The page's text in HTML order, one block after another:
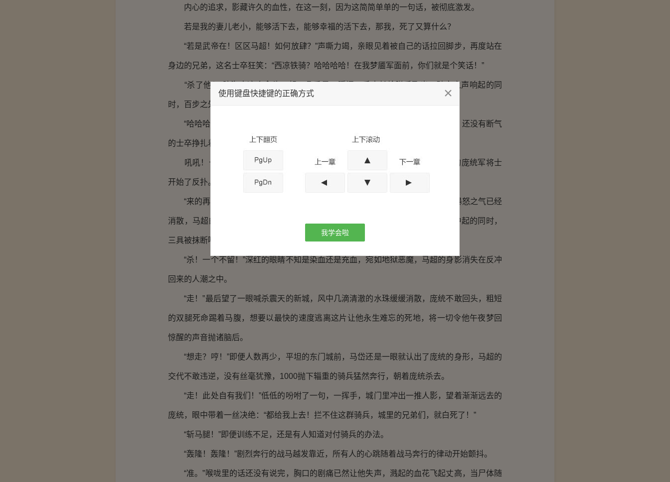
内心的追求，影藏许久的血性，在这一刻，因为这简简单单的一句话，被彻底激发。
若是我的妻儿老小，能够活下去，能够幸福的活下去，那我，死了又算什么？
“若是武帝在！区区马超！如何放肆？”声嘶力竭，亲眼见着被自己的话拉回脚步，再度站在
身边的兄弟，这名士卒狂笑：“西凉铁骑？哈哈哈哈！在我梦靥军面前，你们就是个笑话！”
“杀了他！”脑海中这个念头一起，几乎是一瞬间，手中长枪脱手飞出，破空之声响起的同
时，百步之外的惨叫，同时响起。
“哈哈哈哈！哈哈哈哈！”嘴里喷着大口的鲜血，整个人后仰着被长枪插在地上，还没有断气
的士卒挣扎着想说出最后一句话：“死，死在这里，我，我们，我们不亏！”
吼吼！长刀探出，从哪士卒的喉间抹过，结束他痛苦的同时，脚下已然发力的庞统军将士
开始了反扑。
“来的再多！也休想挡住我的脚步！愤怒的渣滓，始终还是渣滓！”杀伐过剩，暴怒之气已经
消散，马超的心依然冷到淡漠生死的阶段，没有丝毫留情，挑起一把大刀，顺势冲起的同时，
三具被抹断喉咙的尸体，轰然坠地。
“杀！一个不留！”深红的眼睛不知是染血还是充血，宛如地狱恶魔，马超的身影消失在反冲
回来的人潮之中。
“走！”最后望了一眼喊杀震天的新城，风中几滴清澈的水珠缓缓消散，庞统不敢回头，粗短
的双腿死命踢着马腹，想要以最快的速度逃离这片让他永生难忘的死地，将一切令他午夜梦回
惊醒的声音抛诸脑后。
“想走？哼！”即便人数再少，平坦的东门城前，马岱还是一眼就认出了庞统的身形，马超的
交代不敢违逆，没有丝毫犹豫，1000抛下辎重的骑兵猛然奔行，朝着庞统杀去。
“走！此处自有我们！”低低的吩咐了一句，一挥手，城门里冲出一推人影，望着渐渐远去的
庞统，眼中带着一丝决绝：“都给我上去！拦不住这群骑兵，城里的兄弟们，就白死了！”
“斩马腿！”即便训练不足，还是有人知道对付骑兵的办法。
“轰隆！轰隆！”剧烈奔行的战马越发靠近，所有人的心跳随着战马奔行的律动开始颤抖。
“准。”喉咙里的话还没有说完，胸口的剧痛已然让他失声，溅起的血花飞起丈高，当尸体随
使用键盘快捷键的正确方式
我学会啦